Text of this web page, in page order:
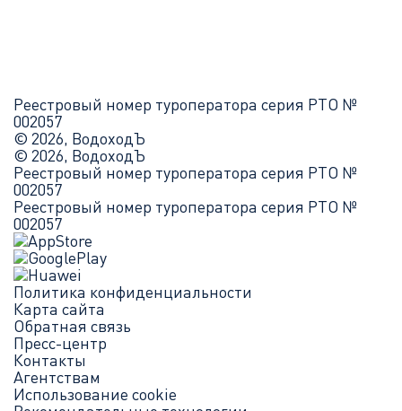
Реестровый номер туроператора серия РТО №
002057
© 2026, ВодоходЪ
© 2026, ВодоходЪ
Реестровый номер туроператора серия РТО №
002057
Реестровый номер туроператора серия РТО №
002057
Политика конфиденциальности
Карта сайта
Обратная связь
Пресс-центр
Контакты
Агентствам
Использование cookie